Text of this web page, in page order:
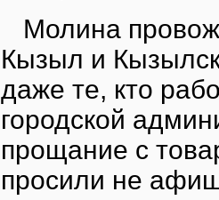
Молина
Кызыл и
даже те, кто
городской
прощание с
просили не